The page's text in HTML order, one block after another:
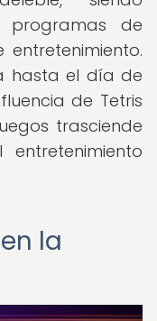
programas de
hasta el día de
de Tetris
trasciende
la